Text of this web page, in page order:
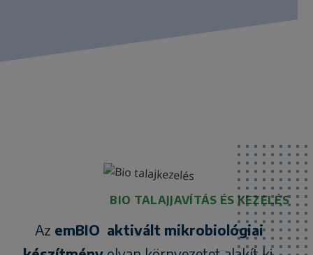
BIO TALAJJAVÍTÁS ÉS KEZELÉS
Az emBIO aktivált mikrobiológiai